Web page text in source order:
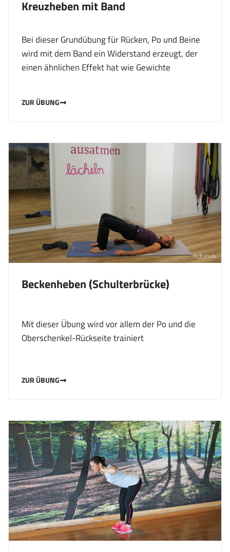
Kreuzheben mit Band
Bei dieser Grundübung für Rücken, Po und Beine
wird mit dem Band ein Widerstand erzeugt, der
einen ähnlichen Effekt hat wie Gewichte
ZUR ÜBUNG
Beckenheben (Schulterbrücke)
Mit dieser Übung wird vor allem der Po und die
Oberschenkel-Rückseite trainiert
ZUR ÜBUNG